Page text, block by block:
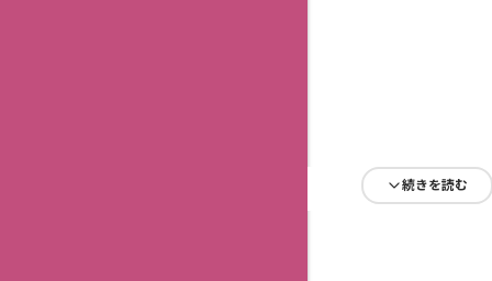
続きを読む
続きを読む
続きを読む
続きを読む
続きを読む
続きを読む
続きを読む
続きを読む
続きを読む
続きを読む
続きを読む
続きを読む
続きを読む
続きを読む
続きを読む
続きを読む
続きを読む
続きを読む
続きを読む
続きを読む